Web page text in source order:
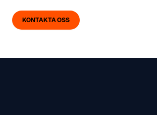
KONTAKTA OSS